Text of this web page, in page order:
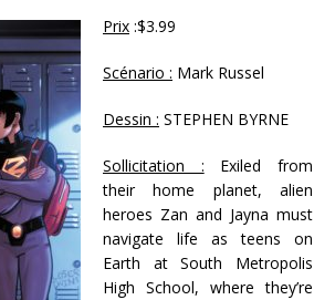
Prix :$3.99
Scénario : Mark Russel
Dessin : STEPHEN BYRNE
Sollicitation : Exiled from
their home planet, alien
heroes Zan and Jayna must
navigate life as teens on
Earth at South Metropolis
High School, where they’re